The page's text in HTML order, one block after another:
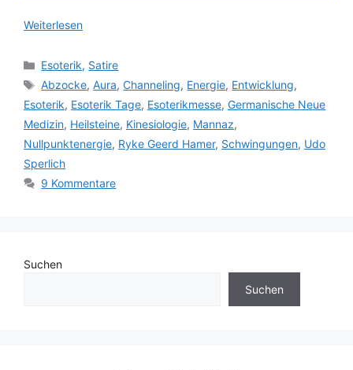
Weiterlesen
Kategorien
Esoterik, Satire
Schlagwörter
Abzocke,Aura,Channeling, Energie, Entwicklung,
Esoterik, Esoterik Tage, Esoterikmesse, Germanische Neue
Medizin, Heilsteine, Kinesiologie, Mannaz,
Nullpunktenergie, Ryke Geerd Hamer, Schwingungen, Udo
Sperlich
9 Kommentare
Suchen
Suchen